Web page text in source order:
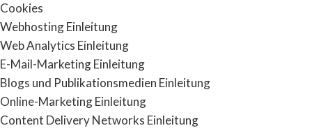
Cookies
Webhosting Einleitung
Web Analytics Einleitung
E-Mail-Marketing Einleitung
Blogs und Publikationsmedien Einleitung
Online-Marketing Einleitung
Content Delivery Networks Einleitung